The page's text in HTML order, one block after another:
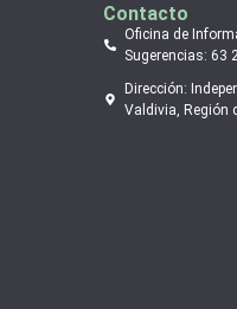
Contacto
Oficina de
Sugerencias: 63
Dirección:
Valdivia, Región